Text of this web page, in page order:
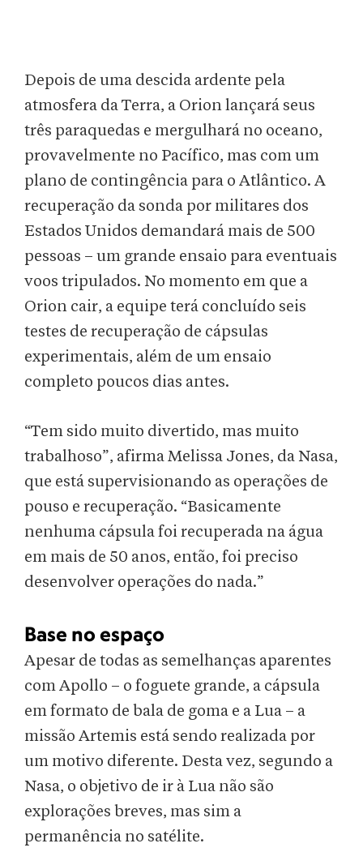
Depois de uma descida ardente pela
atmosfera da Terra, a Orion lançará seus
três paraquedas e mergulhará no oceano,
provavelmente no Pacífico, mas com um
plano de contingência para o Atlântico. A
recuperação da sonda por militares dos
Estados Unidos demandará mais de 500
pessoas – um grande ensaio para eventuais
voos tripulados. No momento em que a
Orion cair, a equipe terá concluído seis
testes de recuperação de cápsulas
experimentais, além de um ensaio
completo poucos dias antes.
“Tem sido muito divertido, mas muito
trabalhoso”, afirma Melissa Jones, da Nasa,
que está supervisionando as operações de
pouso e recuperação. “Basicamente
nenhuma cápsula foi recuperada na água
em mais de 50 anos, então, foi preciso
desenvolver operações do nada.”
Base no espaço
Apesar de todas as semelhanças aparentes
com Apollo – o foguete grande, a cápsula
em formato de bala de goma e a Lua – a
missão Artemis está sendo realizada por
um motivo diferente. Desta vez, segundo a
Nasa, o objetivo de ir à Lua não são
explorações breves, mas sim a
permanência no satélite.